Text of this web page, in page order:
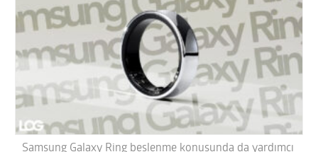
Samsung Galaxy Ring beslenme konusunda da yardımcı